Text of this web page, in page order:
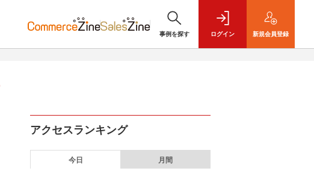
事例を探す ログイン 新規会員登録
アクセスランキング
今日 月間